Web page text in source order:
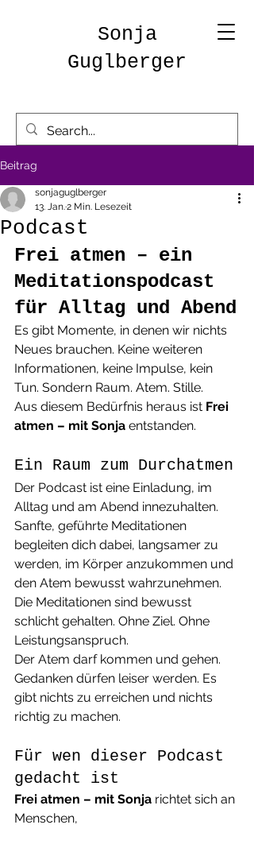
Sonja
Guglberger
Beitrag
Podcast
sonjaguglberger
13. Jan.2 Min. Lesezeit
Frei atmen – ein
Meditationspodcast
für Alltag und Abend
Es gibt Momente, in denen wir nichts
Neues brauchen. Keine weiteren
Informationen, keine Impulse, kein
Tun. Sondern Raum. Atem. Stille.
Aus diesem Bedürfnis heraus ist Frei
atmen – mit Sonja entstanden.
Ein Raum zum Durchatmen
Der Podcast ist eine Einladung, im
Alltag und am Abend innezuhalten.
Sanfte, geführte Meditationen
begleiten dich dabei, langsamer zu
werden, im Körper anzukommen und
den Atem bewusst wahrzunehmen.
Die Meditationen sind bewusst
schlicht gehalten. Ohne Ziel. Ohne
Leistungsanspruch.
Der Atem darf kommen und gehen.
Gedanken dürfen leiser werden. Es
gibt nichts zu erreichen und nichts
richtig zu machen.
Für wen dieser Podcast
gedacht ist
Frei atmen – mit Sonja richtet sich an
Menschen,